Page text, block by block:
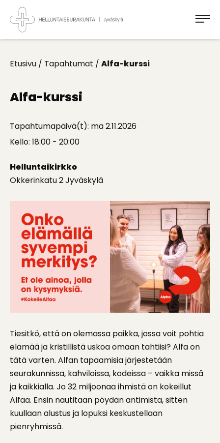
Takaisin
ylös
Jyväskylän
Helluntaiseurakunta
Koti
Etusivu / Tapahtumat / Alfa-kurssi
Alfa-kurssi
Tapahtumapäivä(t): ma 2.11.2026
Kello: 18:00 - 20:00
Helluntaikirkko
Okkerinkatu 2 Jyväskylä
Tiesitkö, että on olemassa paikka, jossa voit pohtia
elämää ja kristillistä uskoa omaan tahtiisi? Alfa on
tätä varten. Alfan tapaamisia järjestetään
seurakunnissa, kahviloissa, kodeissa – vaikka missä
ja kaikkialla. Jo 32 miljoonaa ihmistä on kokeillut
Alfaa. Ensin nautitaan pöydän antimista, sitten
kuullaan alustus ja lopuksi keskustellaan
pienryhmissä.